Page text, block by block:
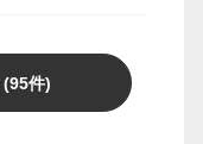
(95件)